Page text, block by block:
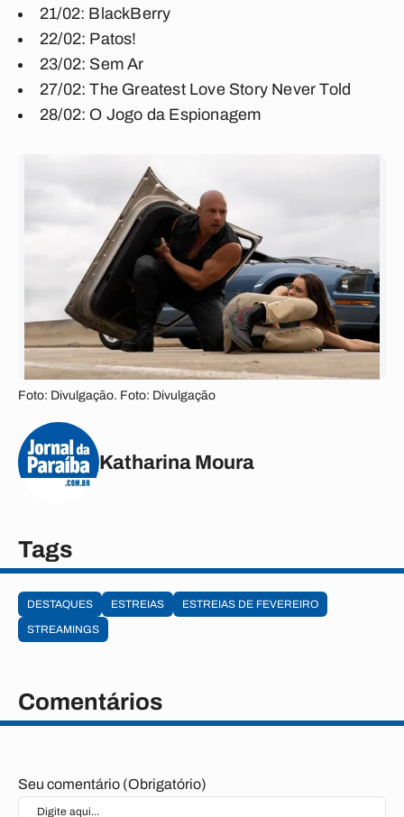
21/02: BlackBerry
22/02: Patos!
23/02: Sem Ar
27/02: The Greatest Love Story Never Told
28/02: O Jogo da Espionagem
Foto: Divulgação. Foto: Divulgação
Katharina Moura
Tags
DESTAQUES ESTREIAS
ESTREIAS DE FEVEREIRO
STREAMINGS
Comentários
Seu comentário (Obrigatório)